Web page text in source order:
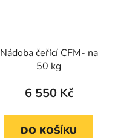
Nádoba čeřící CFM- na
50 kg
6 550 Kč
DO KOŠÍKU